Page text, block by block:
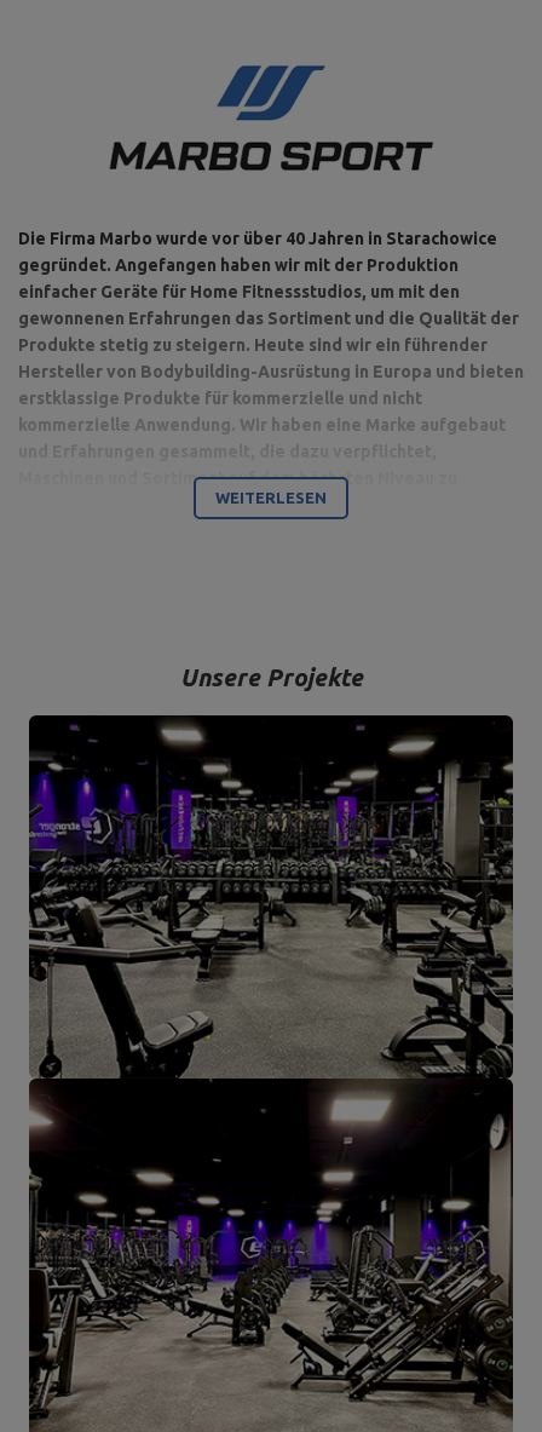
Die Firma Marbo wurde vor über 40 Jahren in Starachowice
gegründet. Angefangen haben wir mit der Produktion
einfacher Geräte für Home Fitnessstudios, um mit den
gewonnenen Erfahrungen das Sortiment und die Qualität der
Produkte stetig zu steigern. Heute sind wir ein führender
Hersteller von Bodybuilding-Ausrüstung in Europa und bieten
erstklassige Produkte für kommerzielle und nicht
kommerzielle Anwendung. Wir haben eine Marke aufgebaut
Maschinen und Sortiment auf dem höchsten Niveau zu
Starachowice in der Woiwodschaft Świętokrzyskie. Hier befinden
sich unsere Büroräume und die Produktions- und Lagerhallen. Von
hier aus werden alle Formen des Online-Verkaufs und der Kontakt
mit unseren Kunden gesteuert. Von hier aus werden auch unsere
Produkte für einzelne Empfänger und Partnergeschäfte geschickt.
Das Herz unseres Unternehmens liegt in Starachowice und das ist
die Ortschaft, wo alles anfängt.
WEITERLESEN
Unsere Projekte